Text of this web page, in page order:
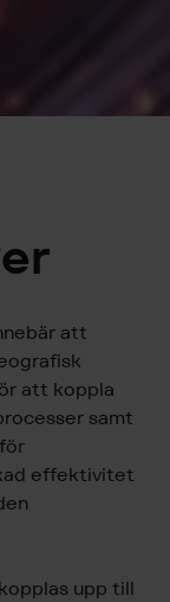
att
att koppla
samt
effektivitet
upp till